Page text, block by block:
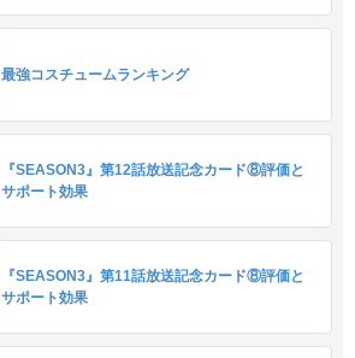
最強コスチュームランキング
『SEASON3』第12話放送記念カード⑧評価と
サポート効果
『SEASON3』第11話放送記念カード⑧評価と
サポート効果